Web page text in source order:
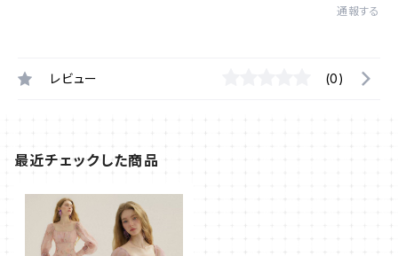
通報する
レビュー (0)
最近チェックした商品